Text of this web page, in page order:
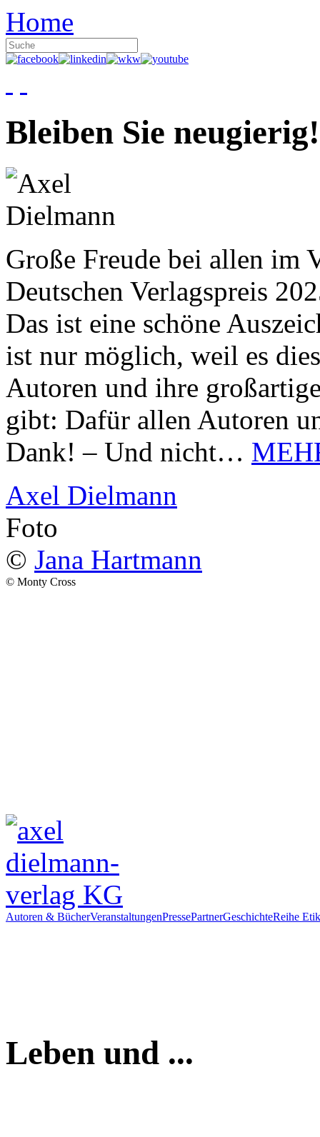
Home
Bleiben Sie neugierig!
Große Freude bei allen im
Deutschen Verlagspreis
Das ist eine schöne
ist nur möglich, weil es
Autoren und ihre
gibt: Dafür allen Autoren
Dank! – Und nicht…
Axel Dielmann
Foto
© Jana Hartmann
© Monty Cross
Autoren & BücherVeranstaltungenPressePartnerGeschichteReihe
Leben und ...